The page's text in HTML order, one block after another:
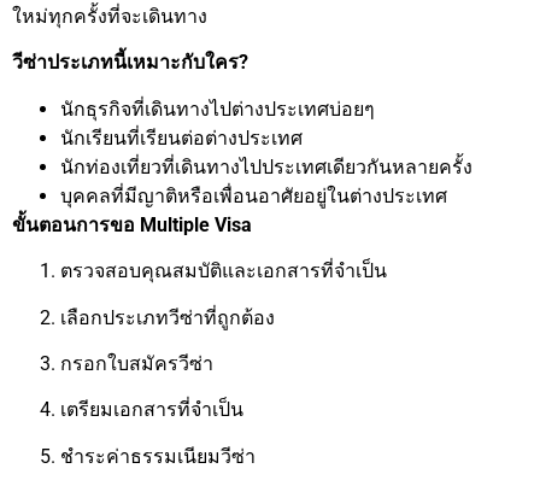
ใหม่ทุกครั้งที่จะเดินทาง
วีซ่าประเภทนี้เหมาะกับใคร?
นักธุรกิจที่เดินทางไปต่างประเทศบ่อยๆ
นักเรียนที่เรียนต่อต่างประเทศ
นักท่องเที่ยวที่เดินทางไปประเทศเดียวกันหลายครั้ง
บุคคลที่มีญาติหรือเพื่อนอาศัยอยู่ในต่างประเทศ
ขั้นตอนการขอ Multiple Visa
ตรวจสอบคุณสมบัติและเอกสารที่จำเป็น
เลือกประเภทวีซ่าที่ถูกต้อง
กรอกใบสมัครวีซ่า
เตรียมเอกสารที่จำเป็น
ชำระค่าธรรมเนียมวีซ่า